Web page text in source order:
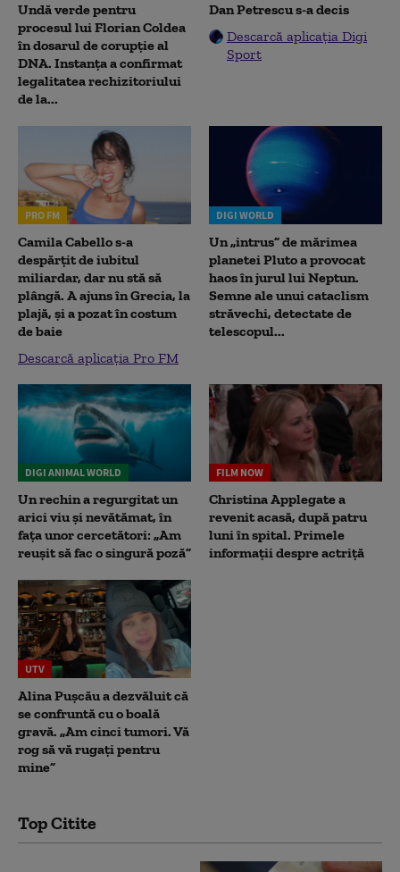
Undă verde pentru
procesul lui Florian Coldea
în dosarul de corupție al
DNA. Instanța a confirmat
legalitatea rechizitoriului
de la...
Dan Petrescu s-a decis
Descarcă aplicația Digi
Sport
PRO FM
Camila Cabello s-a
despărțit de iubitul
miliardar, dar nu stă să
plângă. A ajuns în Grecia, la
plajă, și a pozat în costum
de baie
Descarcă aplicația Pro FM
DIGI WORLD
Un „intrus” de mărimea
planetei Pluto a provocat
haos în jurul lui Neptun.
Semne ale unui cataclism
străvechi, detectate de
telescopul...
DIGI ANIMAL WORLD
Un rechin a regurgitat un
arici viu și nevătămat, în
fața unor cercetători: „Am
reușit să fac o singură poză”
FILM NOW
Christina Applegate a
revenit acasă, după patru
luni în spital. Primele
informații despre actriță
UTV
Alina Pușcău a dezvăluit că
se confruntă cu o boală
gravă. „Am cinci tumori. Vă
rog să vă rugați pentru
mine”
Top Citite